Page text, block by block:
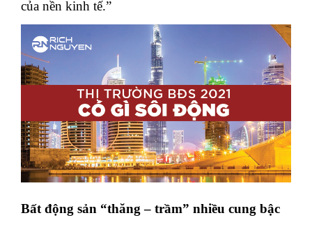
của nền kinh tế.”
Bất động sản “thăng – trầm” nhiều cung bậc